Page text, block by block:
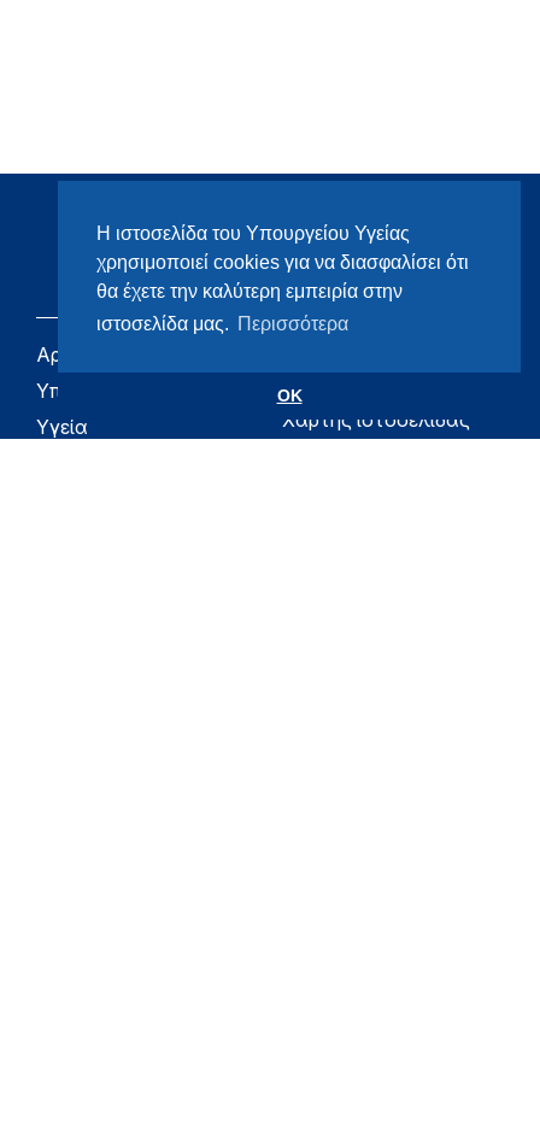
Η ιστοσελίδα του Υπουργείου Υγείας
χρησιμοποιεί cookies για να διασφαλίσει ότι
θα έχετε την καλύτερη εμπειρία στην
ιστοσελίδα μας. Περισσότερα
OK
Αρχική
Υπουργείο
Υγεία
Υγεία
Χάρτης ιστοσελίδας